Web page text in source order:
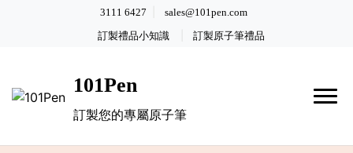
3111 6427 sales@101pen.com
訂製禮品小知識 訂製原子筆禮品
101Pen
訂製您的專屬原子筆